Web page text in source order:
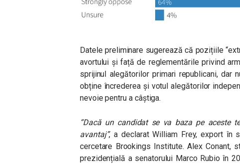
Datele preliminare sugerează că pozițiile
avortului și față de reglementările privind
sprijinul alegătorilor primari republicani, dar
obține încrederea și votul alegătorilor
nevoie pentru a câștiga.
“Dacă un candidat se va baza pe aceste
avantaj”, a declarat William Frey, export în
cercetare Brookings Institute. Alex Conant,
prezidențială a senatorului Marco Rubio în